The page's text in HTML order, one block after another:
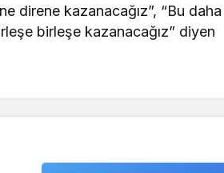
direne kazanacağız”, “Bu daha
birleşe kazanacağız” diyen